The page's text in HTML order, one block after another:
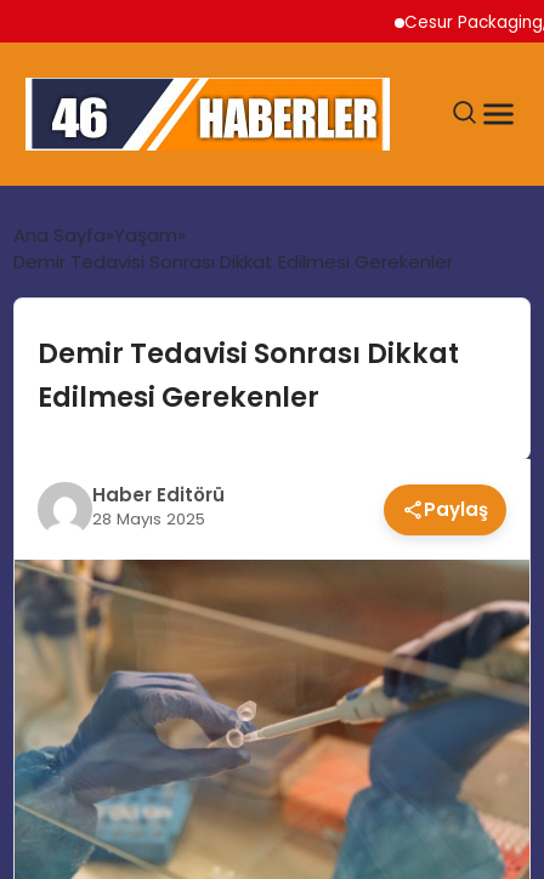
Cesur Packaging,
GÜNDEM
EKONOMI
TEKNOLOJI
EĞITIM
MAGAZIN
SPOR
YAŞAM
Ana Sayfa Yaşam
Demir Tedavisi Sonrası Dikkat Edilmesi Gerekenler
Demir Tedavisi Sonrası Dikkat
Edilmesi Gerekenler
Haber Editörü
28 Mayıs 2025 Paylaş